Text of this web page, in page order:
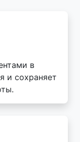
в
и сохраняет